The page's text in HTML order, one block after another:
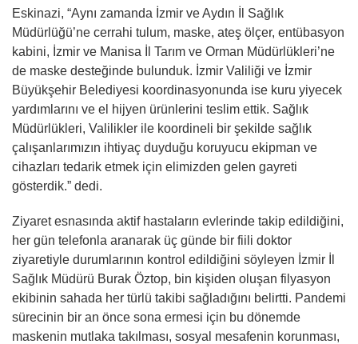
Eskinazi, “Aynı zamanda İzmir ve Aydın İl Sağlık
Müdürlüğü’ne cerrahi tulum, maske, ateş ölçer, entübasyon
kabini, İzmir ve Manisa İl Tarım ve Orman Müdürlükleri’ne
de maske desteğinde bulunduk. İzmir Valiliği ve İzmir
Büyükşehir Belediyesi koordinasyonunda ise kuru yiyecek
yardımlarını ve el hijyen ürünlerini teslim ettik. Sağlık
Müdürlükleri, Valilikler ile koordineli bir şekilde sağlık
çalışanlarımızın ihtiyaç duyduğu koruyucu ekipman ve
cihazları tedarik etmek için elimizden gelen gayreti
gösterdik.” dedi.
Ziyaret esnasında aktif hastaların evlerinde takip edildiğini,
her gün telefonla aranarak üç günde bir fiili doktor
ziyaretiyle durumlarının kontrol edildiğini söyleyen İzmir İl
Sağlık Müdürü Burak Öztop, bin kişiden oluşan filyasyon
ekibinin sahada her türlü takibi sağladığını belirtti. Pandemi
sürecinin bir an önce sona ermesi için bu dönemde
maskenin mutlaka takılması, sosyal mesafenin korunması,